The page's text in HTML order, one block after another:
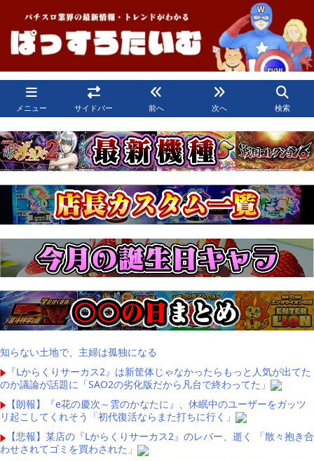
メニュー サイドバー 前へ 次へ 検索
知らない土地で、主婦は孤独になる
『Lからくりサーカス2』は新筐体じゃなかったらもっと人気が出てた
のか議論が話題に「SAO2の劣化版だから凡台で終わってた」
【朗報】『e花の慶次～雲のかなたに』、休眠中のユーザーをガッツ
リ起こしてくれそう「初代復活ならまた打ちに行く」
【悲報】某店の『Lからくりサーカス2』のレバー、逝く 「散々抱き合
わせされてゴミを買わされた」